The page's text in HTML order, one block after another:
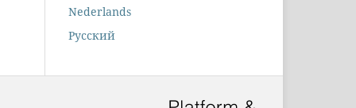
Nederlands
Русский